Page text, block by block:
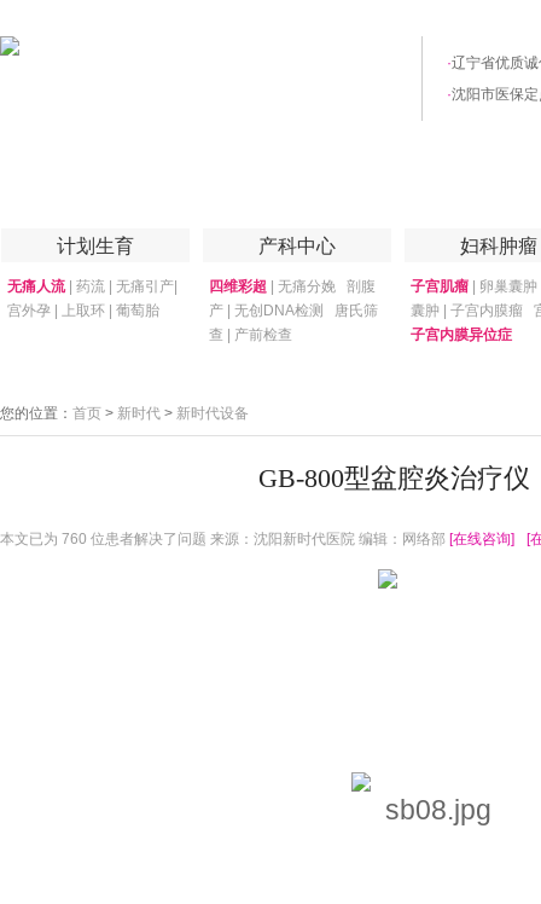
·辽宁省优质
·沈阳市医保
计划生育
无痛人流| 药流 无痛引产
宫外孕
上取环 葡萄胎
产科中心
四维彩超 无痛分娩
剖腹
产
无创DNA检测
唐氏筛
查
产前检查
妇科肿瘤
子宫肌瘤
卵巢囊肿
囊肿
子宫内膜瘤
子宫内膜异位症
您的位置： 首页 > 新时代 > 新时代设备
GB-800型盆腔炎治疗仪
本文已为 760 位患者解决了问题 来源：沈阳新时代医院 编辑：网络部 [在线咨询] [